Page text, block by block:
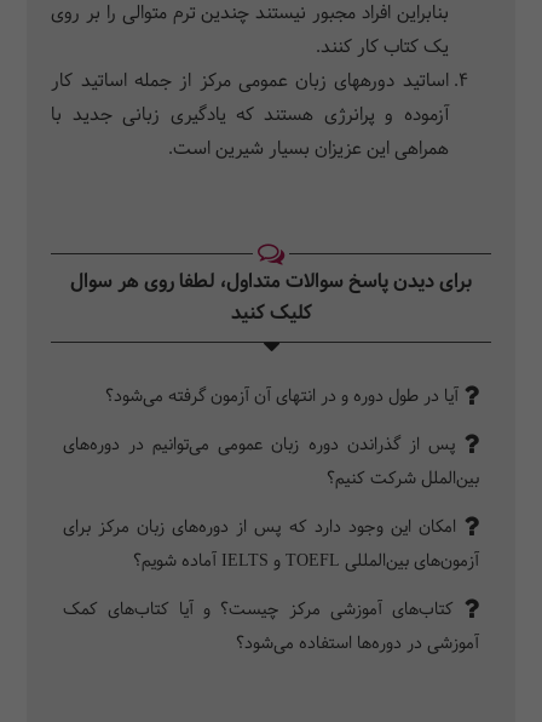
بنابراین افراد مجبور نیستند چندین ترم متوالی را بر روی
یک کتاب کار کنند.
اساتید دوره‎های زبان عمومی مرکز از جمله اساتید کار
آزموده و پرانرژی هستند که یادگیری زبانی جدید با
همراهی این عزیزان بسیار شیرین است.
برای دیدن پاسخ سوالات متداول، لطفا روی هر سوال
کلیک کنید‎
آیا در طول دوره و در انتهای آن آزمون گرفته می‌شود؟
پس از گذراندن دوره زبان عمومی می‌توانیم در دوره‌های
بین‌الملل شرکت کنیم؟
امکان این وجود دارد که پس از دوره‌های زبان مرکز برای
آزمون‌های بین‌المللی TOEFL و IELTS آماده شویم؟
کتاب‌های آموزشی مرکز چیست؟ و آیا کتاب‌های کمک
آموزشی در دوره‌ها استفاده می‌شود؟